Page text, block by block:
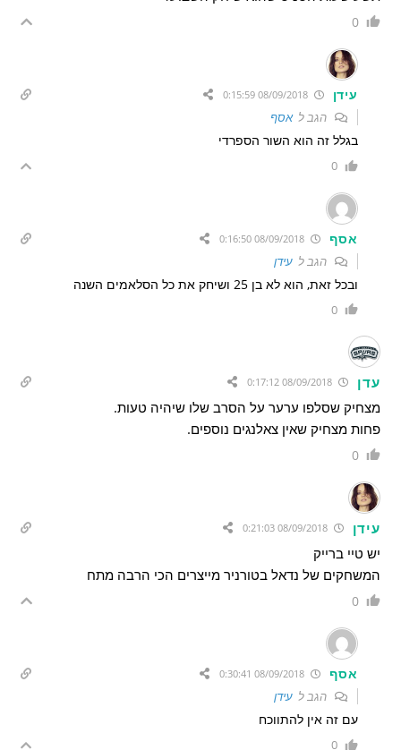
0
עידן 08/09/2018 0:15:59
הגב לאסף
בגלל זה הוא השור הספרדי
0
אסף
הגב לעידן
ובכל זאת, הוא לא בן 25 ושיחק את כל הסלאמים השנה
0
עדן
מצחיק שסלפו ערער על הסרב שלו שיהיה טעות.
פחות מצחיק שאין צאלנגים נוספים.
0
עידן 08/09/2018 0:21:03
יש טיי ברייק
המשחקים של נדאל בטורניר מייצרים הכי הרבה מתח
0
אסף
הגב לעידן
עם זה אין להתווכח
0